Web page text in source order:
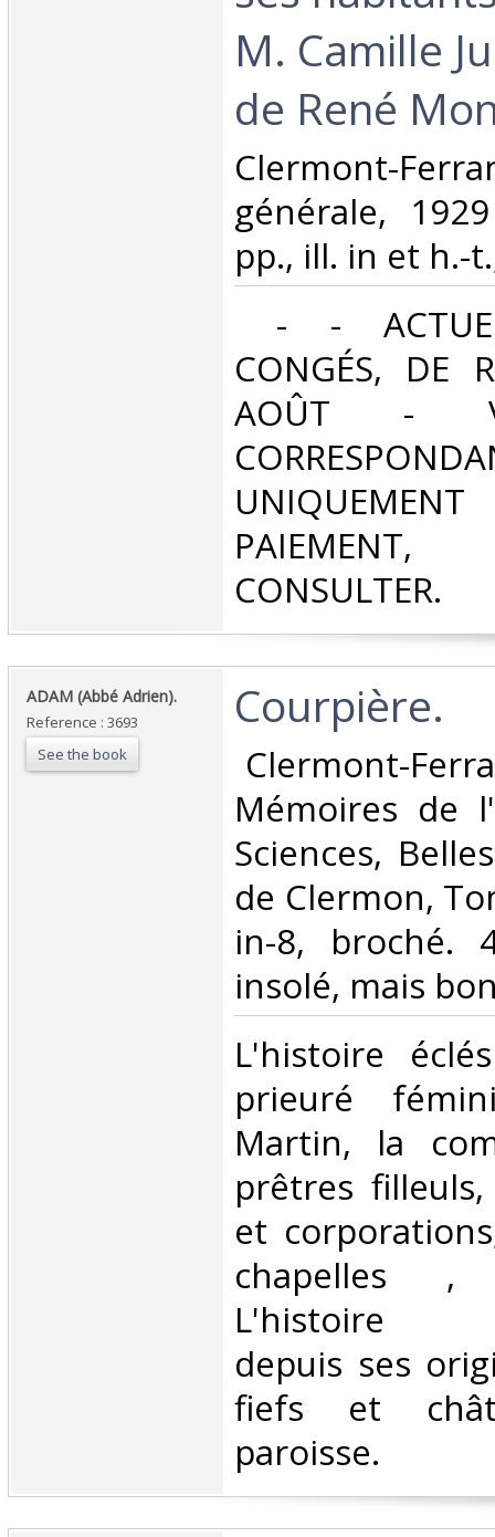
M. Camille
de René
‎Clermont-
générale,
pp., ill. in et h.-
- -
CONGÉS, DE
AOÛT -
CONSULTER.‎
‎ADAM (Abbé Adrien).‎
Reference : 3693
See the book
‎Courpière.‎
Clermont-
Mémoires de
Sciences,
de Clermon,
in-8, broché.
insolé, mais
‎L'histoire
prieuré
Martin, la
prêtres
et
chapelles ,
L'histoire
depuis ses
fiefs et
paroisse. ‎